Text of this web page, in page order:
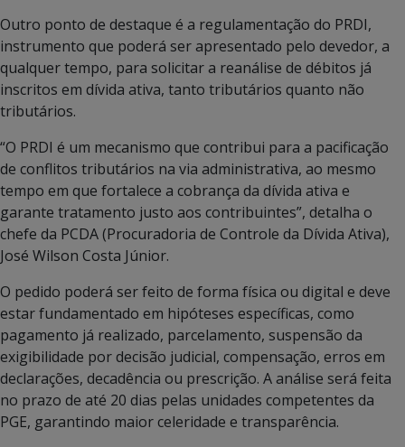
Outro ponto de destaque é a regulamentação do PRDI,
instrumento que poderá ser apresentado pelo devedor, a
qualquer tempo, para solicitar a reanálise de débitos já
inscritos em dívida ativa, tanto tributários quanto não
tributários.
“O PRDI é um mecanismo que contribui para a pacificação
de conflitos tributários na via administrativa, ao mesmo
tempo em que fortalece a cobrança da dívida ativa e
garante tratamento justo aos contribuintes”, detalha o
chefe da PCDA (Procuradoria de Controle da Dívida Ativa),
José Wilson Costa Júnior.
O pedido poderá ser feito de forma física ou digital e deve
estar fundamentado em hipóteses específicas, como
pagamento já realizado, parcelamento, suspensão da
exigibilidade por decisão judicial, compensação, erros em
declarações, decadência ou prescrição. A análise será feita
no prazo de até 20 dias pelas unidades competentes da
PGE, garantindo maior celeridade e transparência.